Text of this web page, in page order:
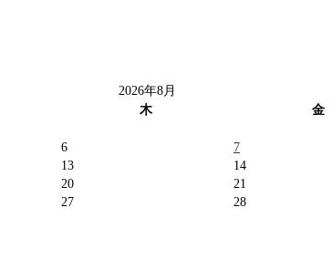
2026年8月
木 金
6 7
13 14
20 21
27 28